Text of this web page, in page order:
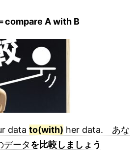
compare A with B
data to(with) her data. あな
データを比較しましょう